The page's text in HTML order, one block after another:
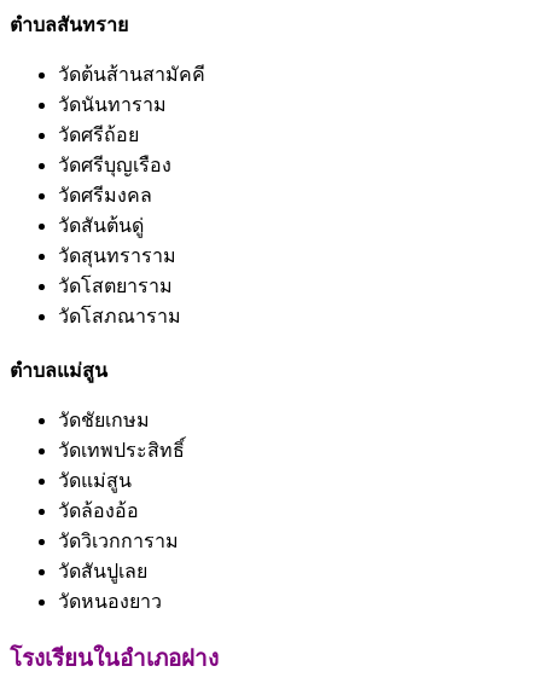
ตำบลสันทราย
วัดต้นส้านสามัคคี
วัดนันทาราม
วัดศรีถ้อย
วัดศรีบุญเรือง
วัดศรีมงคล
วัดสันต้นดู่
วัดสุนทราราม
วัดโสตยาราม
วัดโสภณาราม
ตำบลแม่สูน
วัดชัยเกษม
วัดเทพประสิทธิ์
วัดแม่สูน
วัดล้องอ้อ
วัดวิเวกการาม
วัดสันปูเลย
วัดหนองยาว
โรงเรียนในอำเภอฝาง